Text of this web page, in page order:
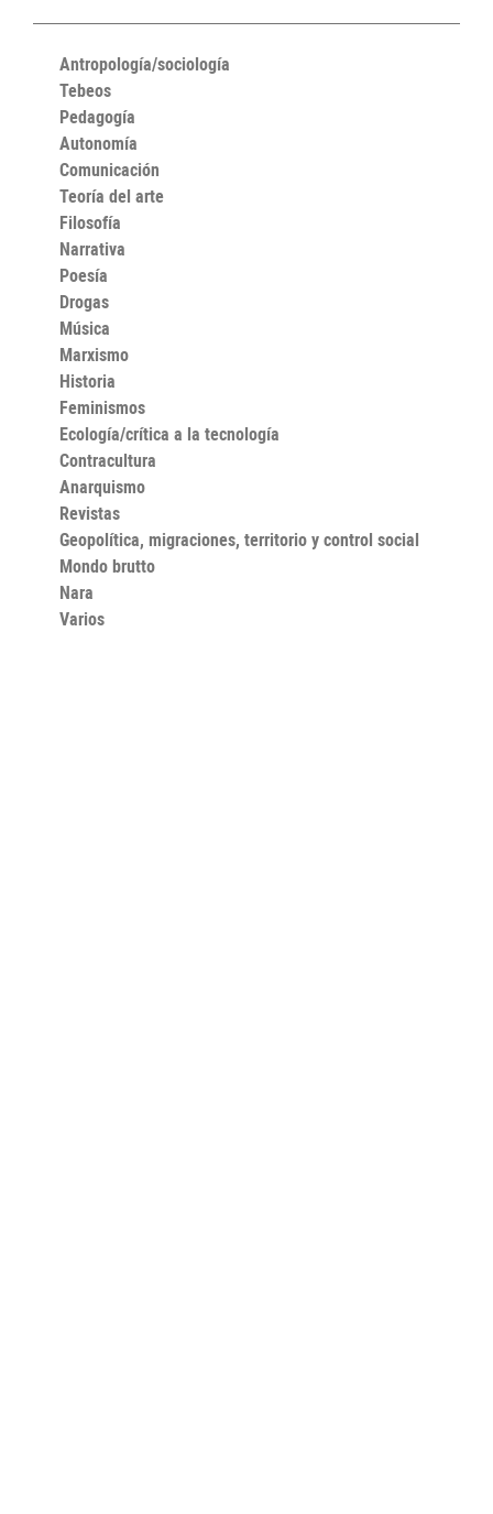
Antropología/sociología
Tebeos
Pedagogía
Autonomía
Comunicación
Teoría del arte
Filosofía
Narrativa
Poesía
Drogas
Música
Marxismo
Historia
Feminismos
Ecología/crítica a la tecnología
Contracultura
Anarquismo
Revistas
Geopolítica, migraciones, territorio y control social
Mondo brutto
Nara
Varios